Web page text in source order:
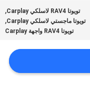
تويوتا RAV4 لاسلكي Carplay ,
تويوتا ماجستي لاسلكي Carplay ,
تويوتا RAV4 واجهة Carplay